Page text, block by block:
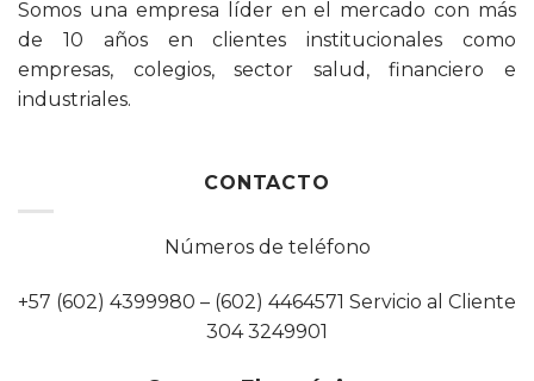
Somos una empresa líder en el mercado con más
de 10 años en clientes institucionales como
empresas, colegios, sector salud, financiero e
industriales.
CONTACTO
Números de teléfono
+57 (602) 4399980 – (602) 4464571 Servicio al Cliente
304 3249901